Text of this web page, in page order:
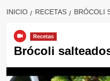
INICIO RECETAS BRÓCOLI
Recetas
Brócoli